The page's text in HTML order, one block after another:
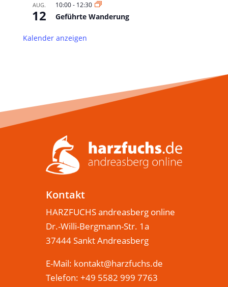
AUG.
12
10:00- 12:30
Geführte Wanderung
Kalender anzeigen
Kontakt
HARZFUCHS andreasberg online
Dr.-Willi-Bergmann-Str. 1a
37444 Sankt Andreasberg
E-Mail: kontakt@harzfuchs.de
Telefon: +49 5582 999 7763